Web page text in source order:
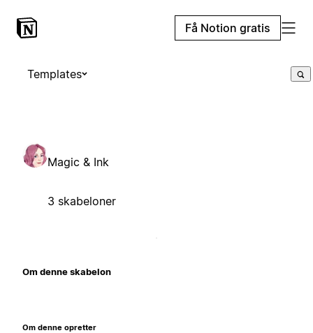
Få Notion gratis
Templates
Magic & Ink
3 skabeloner
Om denne skabelon
Om denne opretter